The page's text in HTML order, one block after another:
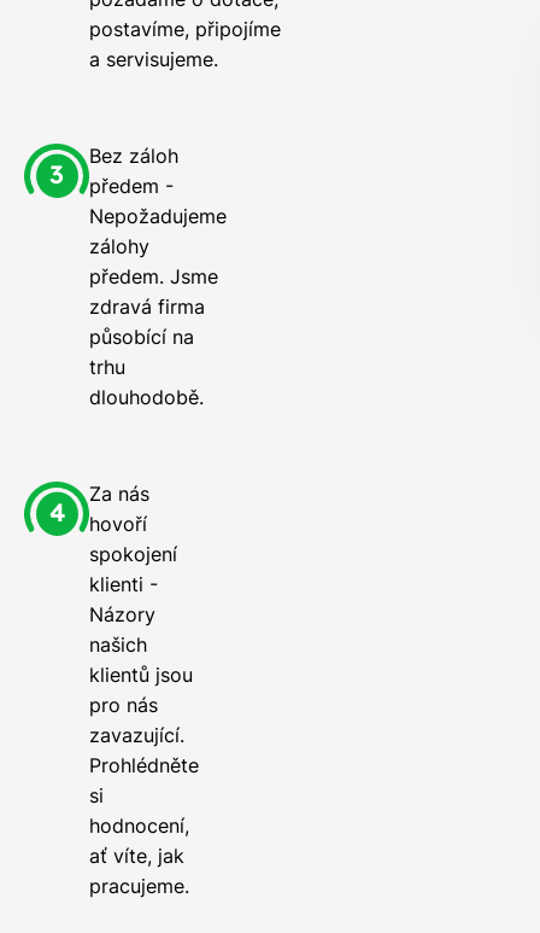
postavíme, připojíme
a servisujeme.
Bez záloh
předem -
Nepožadujeme
zálohy
předem. Jsme
zdravá firma
působící na
trhu
dlouhodobě.
Za nás
hovoří
spokojení
klienti -
Názory
našich
klientů jsou
pro nás
zavazující.
Prohlédněte
si
hodnocení,
ať víte, jak
pracujeme.